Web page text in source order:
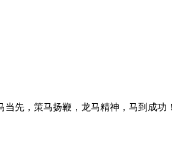
先，策马扬鞭，龙马精神，马到成功！